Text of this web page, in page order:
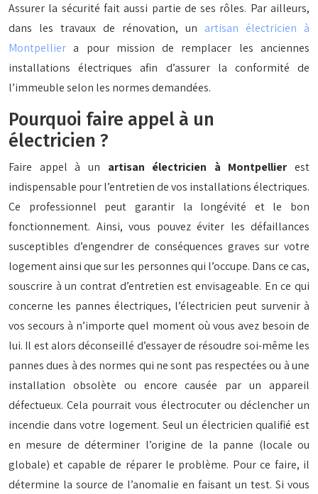
Assurer la sécurité fait aussi partie de ses rôles. Par ailleurs,
dans les travaux de rénovation, un artisan électricien à
Montpellier a pour mission de remplacer les anciennes
installations électriques afin d’assurer la conformité de
l’immeuble selon les normes demandées.
Pourquoi faire appel à un
électricien ?
Faire appel à un artisan électricien à Montpellierest
indispensable pour l’entretien de vos installations électriques.
Ce professionnel peut garantir la longévité et le bon
fonctionnement. Ainsi, vous pouvez éviter les défaillances
susceptibles d’engendrer de conséquences graves sur votre
logement ainsi que sur les personnes qui l’occupe. Dans ce cas,
souscrire à un contrat d’entretien est envisageable. En ce qui
concerne les pannes électriques, l’électricien peut survenir à
vos secours à n’importe quel moment où vous avez besoin de
lui. Il est alors déconseillé d’essayer de résoudre soi-même les
pannes dues à des normes qui ne sont pas respectées ou à une
installation obsolète ou encore causée par un appareil
défectueux. Cela pourrait vous électrocuter ou déclencher un
incendie dans votre logement. Seul un électricien qualifié est
en mesure de déterminer l’origine de la panne (locale ou
globale) et capable de réparer le problème. Pour ce faire, il
détermine la source de l’anomalie en faisant un test. Si vous